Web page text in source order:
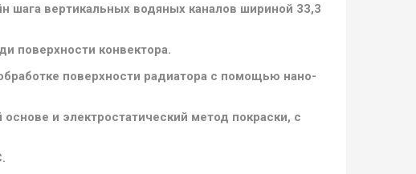
шага вертикальных водяных каналов шириной 33,3
поверхности конвектора.
поверхности радиатора с помощью нано-
и электростатический метод покраски, с